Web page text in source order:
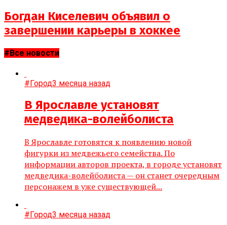
Богдан Киселевич объявил о
завершении карьеры в хоккее
#Все новости
#Город3 месяца назад
В Ярославле установят
медведика-волейболиста
В Ярославле готовятся к появлению новой
фигурки из медвежьего семейства. По
информации авторов проекта, в городе установят
медведика-волейболиста — он станет очередным
персонажем в уже существующей...
#Город3 месяца назад